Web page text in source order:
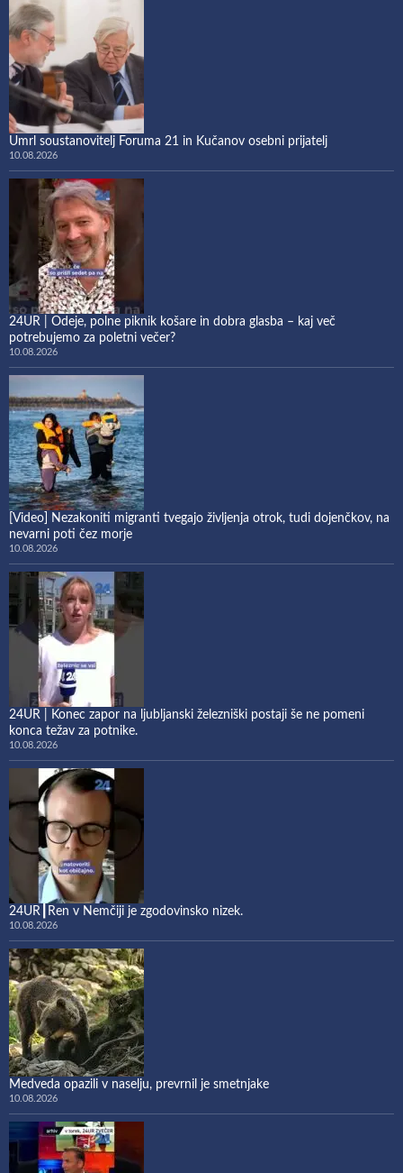
Umrl soustanovitelj Foruma 21 in Kučanov osebni prijatelj
10.08.2026
24UR | Odeje, polne piknik košare in dobra glasba – kaj več
potrebujemo za poletni večer?
10.08.2026
[Video] Nezakoniti migranti tvegajo življenja otrok, tudi dojenčkov, na
nevarni poti čez morje
10.08.2026
24UR | Konec zapor na ljubljanski železniški postaji še ne pomeni
konca težav za potnike.
10.08.2026
24UR┃Ren v Nemčiji je zgodovinsko nizek.
10.08.2026
Medveda opazili v naselju, prevrnil je smetnjake
10.08.2026